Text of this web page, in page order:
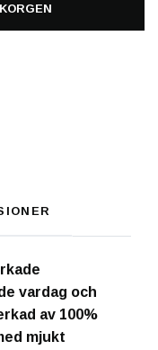
vardag och
av 100%
mjukt